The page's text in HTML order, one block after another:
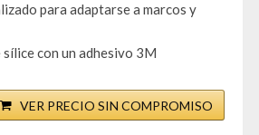
para adaptarse a marcos y
con un adhesivo 3M
VER PRECIO SIN COMPROMISO